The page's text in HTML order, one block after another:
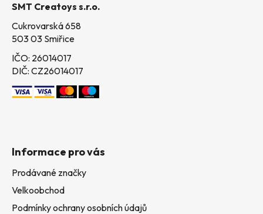
SMT Creatoys s.r.o.
Cukrovarská 658
503 03 Smiřice
IČO: 26014017
DIČ: CZ26014017
Informace pro vás
Prodávané značky
Velkoobchod
Podmínky ochrany osobních údajů